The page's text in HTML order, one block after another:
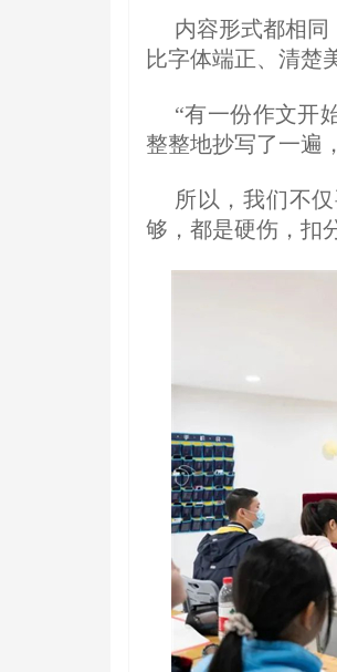
内容形式都相
比字体端正、清楚
“有一份作文开
整整地抄写了一遍
所以，我们不
够，都是硬伤，扣